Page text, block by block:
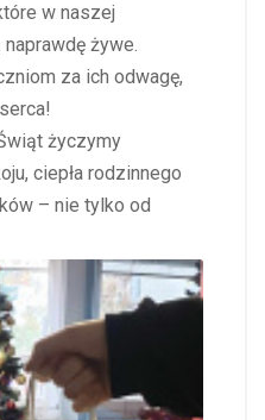
w naszej
żywe.
za ich odwagę,
życzymy
ciepła rodzinnego
– nie tylko od